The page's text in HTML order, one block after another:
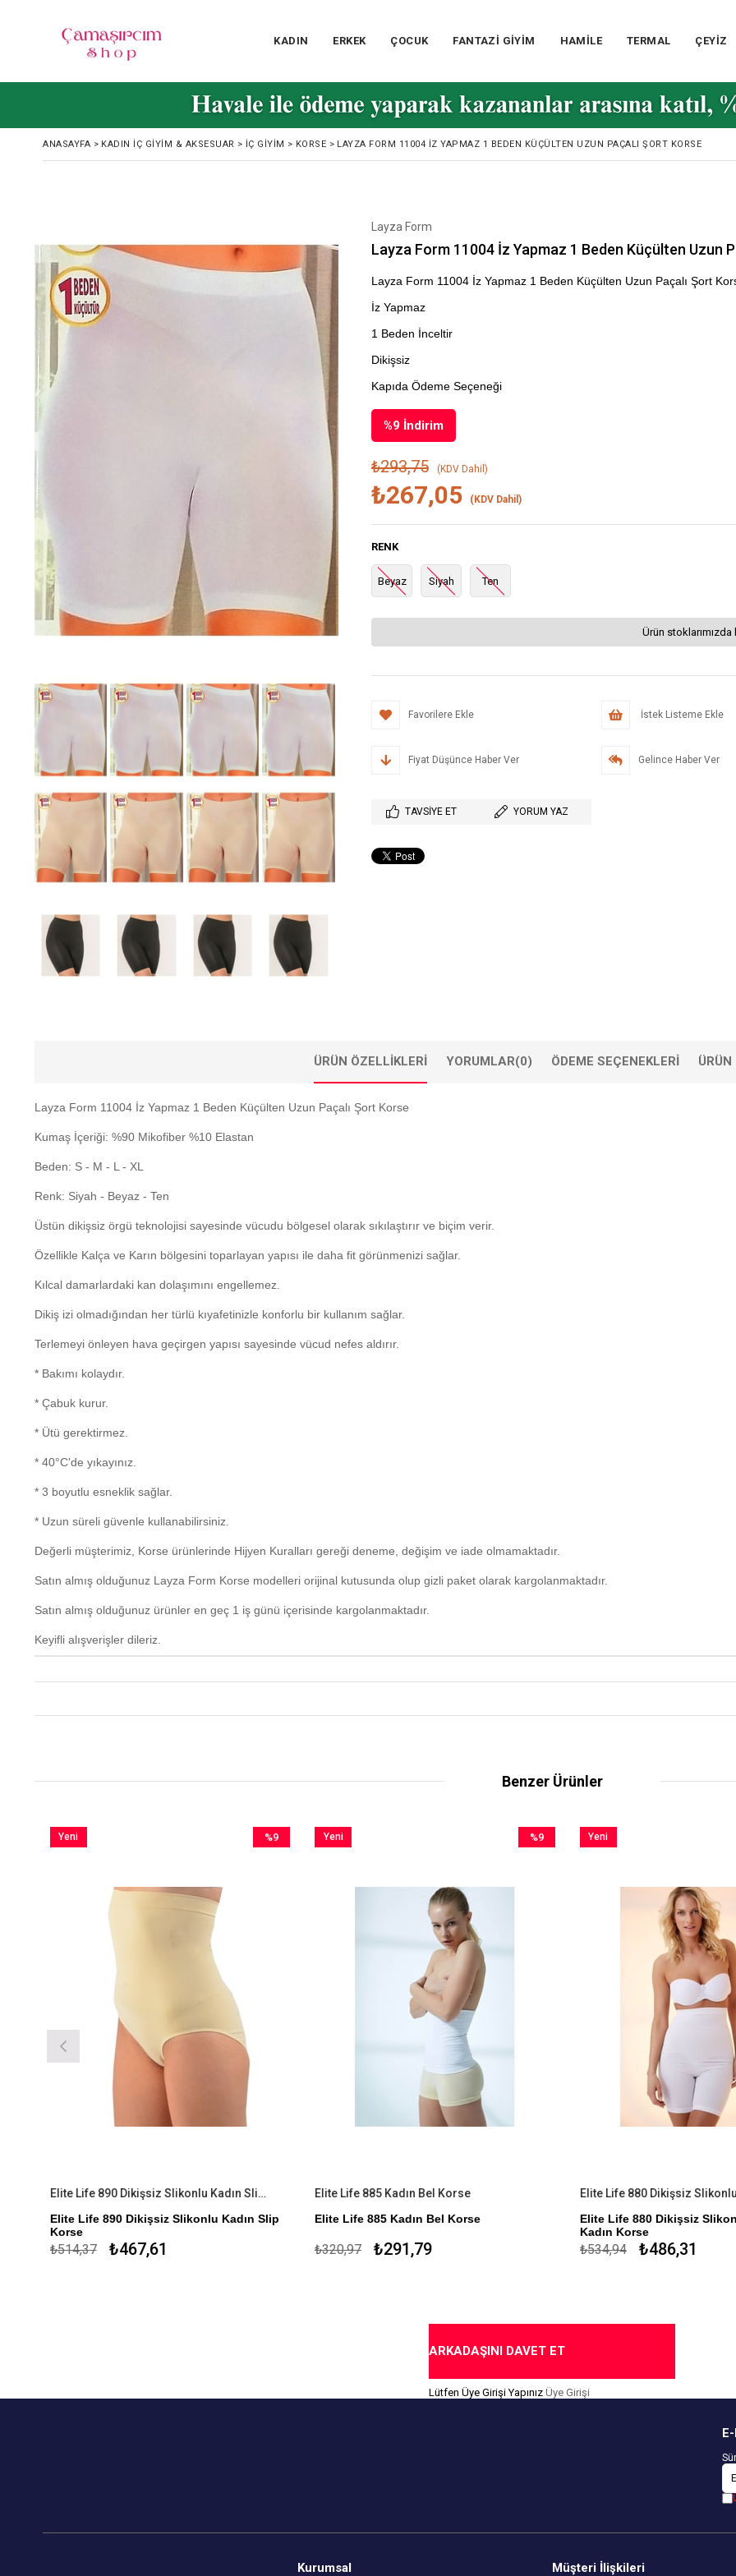
KADIN ERKEK ÇOCUK FANTAZİ GİYİM HAMİLE TERMAL ÇEYİZ
ANASAYFA > KADIN İÇ GIYIM & AKSESUAR > İÇ GIYIM > KORSE > LAYZA FORM 11004 İZ YAPMAZ 1 BEDEN KÜÇÜLTEN UZUN PAÇALI ŞORT KORSE
Layza Form
Layza Form 11004 İz Yapmaz 1 Beden Küçülten Uzun
Layza Form 11004 İz Yapmaz 1 Beden Küçülten Uzun Paçalı Şort
İz Yapmaz
1 Beden İnceltir
Dikişsiz
Kapıda Ödeme Seçeneği
%9 İndirim
₺293,75 (KDV Dahil)
₺267,05 (KDV Dahil)
RENK
Beyaz Siyah Ten
Ürün stoklarımızda
Favorilere Ekle İstek Listeme Ekle
Fiyat Düşünce Haber Ver Gelince Haber Ver
TAVSIYE ET YORUM YAZ
ÜRÜN ÖZELLIKLERI YORUMLAR(0) ÖDEME SEÇENEKLERI ÜRÜN
Layza Form 11004 İz Yapmaz 1 Beden Küçülten Uzun Paçalı Şort Korse
Kumaş İçeriği: %90 Mikofiber %10 Elastan
Beden: S - M - L - XL
Renk: Siyah - Beyaz - Ten
Üstün dikişsiz örgü teknolojisi sayesinde vücudu bölgesel olarak sıkılaştırır ve biçim verir.
Özellikle Kalça ve Karın bölgesini toparlayan yapısı ile daha fit görünmenizi sağlar.
Kılcal damarlardaki kan dolaşımını engellemez.
Dikiş izi olmadığından her türlü kıyafetinizle konforlu bir kullanım sağlar.
Terlemeyi önleyen hava geçirgen yapısı sayesinde vücud nefes aldırır.
* Bakımı kolaydır.
* Çabuk kurur.
* Ütü gerektirmez.
* 40°C'de yıkayınız.
* 3 boyutlu esneklik sağlar.
* Uzun süreli güvenle kullanabilirsiniz.
Değerli müşterimiz, Korse ürünlerinde Hijyen Kuralları gereği deneme, değişim ve iade olmamaktadır.
Satın almış olduğunuz Layza Form Korse modelleri orijinal kutusunda olup gizli paket olarak kargolanmaktadır.
Satın almış olduğunuz ürünler en geç 1 iş günü içerisinde kargolanmaktadır.
Keyifli alışverişler dileriz.
Benzer Ürünler
Elite Life 890 Dikişsiz Slikonlu Kadın Slip Korse
Elite Life 890 Dikişsiz Slikonlu Kadın Slip
Korse
Özel Tasarım
Mikro Elyaf
₺467,61
₺514,37
Yeni
Elite Life 885 Kadın Bel Korse
Elite Life 885 Kadın Bel Korse
%82 Mikroelyaf Polyemid %17 Elastan %1
Slikon
₺291,79
₺320,97
Yeni
Elite Life 880 Dikişsiz Slikonlu
Kadın Korse
%85 Mikroelyaf Polyemid %14
Toparlayıcı
Antimicrobial
₺486,31
₺534,94
Yeni
ARKADAŞINI DAVET ET
Lütfen Üye Girişi Yapınız Üye Girişi
Kurumsal Müşteri İlişkileri